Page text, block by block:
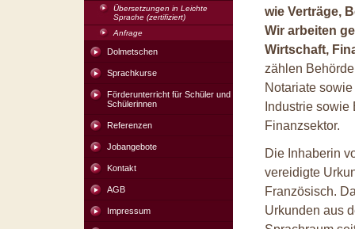
Übersetzungen in Leichte
Sprache (zertifiziert)
Anfrage
Dolmetschen
Sprachkurse
Förderunterricht für Schüler und
Schülerinnen
Referenzen
Jobangebote
Kontakt
AGB
Impressum
wie Verträge,
Wir arbeiten
Wirtschaft,
zählen
Notariate
Industrie
Finanzsektor.
Die Inhaberin
vereidigte
Französisch.
Urkunden aus